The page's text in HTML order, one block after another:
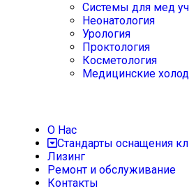
Системы для мед
Неонатология
Урология
Проктология
Косметология
Медицинские
О Нас
Стандарты оснащения
Лизинг
Ремонт и обслуживание
Контакты